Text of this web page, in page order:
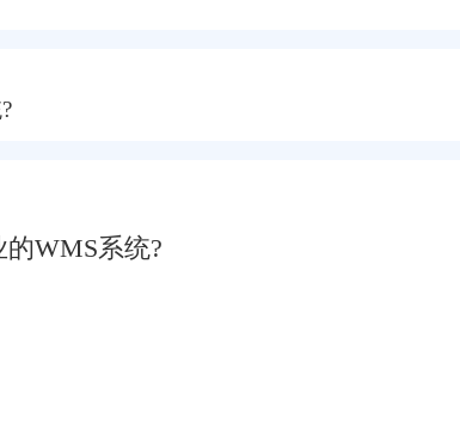
WMS系统?